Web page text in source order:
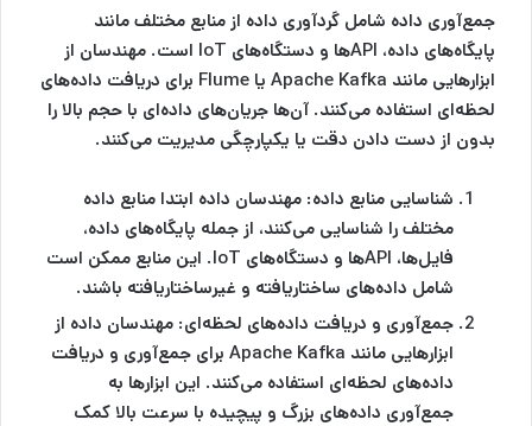
جمع‌آوری داده شامل گردآوری داده از منابع مختلف مانند
پایگاه‌های داده، API‌ها و دستگاه‌های IoT است. مهندسان از
ابزارهایی مانند Apache Kafka یا Flume برای دریافت داده‌های
لحظه‌ای استفاده می‌کنند. آن‌ها جریان‌های داده‌ای با حجم بالا را
بدون از دست دادن دقت یا یکپارچگی مدیریت می‌کنند.
شناسایی منابع داده: مهندسان داده ابتدا منابع داده
مختلف را شناسایی می‌کنند، از جمله پایگاه‌های داده،
فایل‌ها، APIها و دستگاه‌های IoT. این منابع ممکن است
شامل داده‌های ساختاریافته و غیرساختاریافته باشند.
جمع‌آوری و دریافت داده‌های لحظه‌ای: مهندسان داده از
ابزارهایی مانند Apache Kafka برای جمع‌آوری و دریافت
داده‌های لحظه‌ای استفاده می‌کنند. این ابزارها به
جمع‌آوری داده‌های بزرگ و پیچیده با سرعت بالا کمک